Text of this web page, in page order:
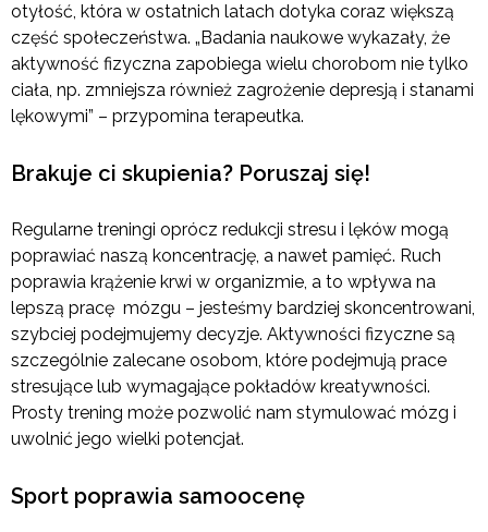
otyłość, która w ostatnich latach dotyka coraz większą
część społeczeństwa. „Badania naukowe wykazały, że
aktywność fizyczna zapobiega wielu chorobom nie tylko
ciała, np. zmniejsza również zagrożenie depresją i stanami
lękowymi” – przypomina terapeutka.
Brakuje ci skupienia? Poruszaj się!
Regularne treningi oprócz redukcji stresu i lęków mogą
poprawiać naszą koncentrację, a nawet pamięć. Ruch
poprawia krążenie krwi w organizmie, a to wpływa na
lepszą pracę mózgu – jesteśmy bardziej skoncentrowani,
szybciej podejmujemy decyzje. Aktywności fizyczne są
szczególnie zalecane osobom, które podejmują prace
stresujące lub wymagające pokładów kreatywności.
Prosty trening może pozwolić nam stymulować mózg i
uwolnić jego wielki potencjał.
Sport poprawia samoocenę